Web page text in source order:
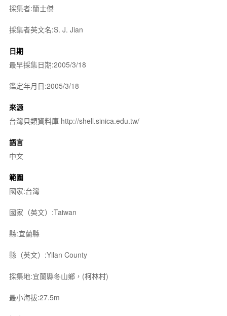
採集者:簡士傑
採集者英文名:S. J. Jian
日期
最早採集日期:2005/3/18
鑑定年月日:2005/3/18
來源
台灣貝類資料庫 http://shell.sinica.edu.tw/
語言
中文
範圍
國家:台灣
國家（英文）:Taiwan
縣:宜蘭縣
縣（英文）:Yilan County
採集地:宜蘭縣冬山鄉，(柯林村)
最小海拔:27.5m